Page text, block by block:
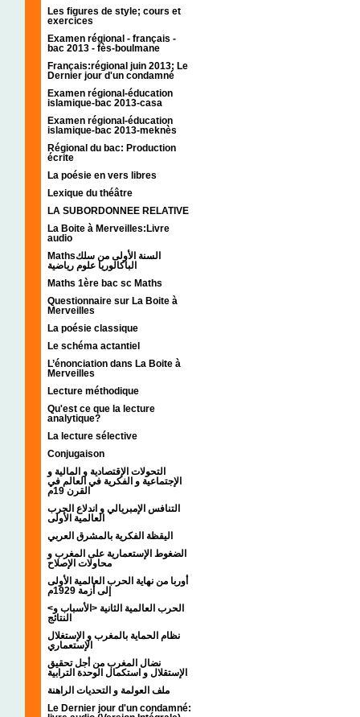
Les figures de style; cours et
exercices
Examen régional - français -
bac 2013 - fès-boulmane
Français:régional juin 2013; Le
Dernier jour d'un condamné
Examen régional-éducation
islamique-bac 2013-casa
Examen régional-éducation
islamique-bac 2013-meknès
Régional du bac: Production
écrite
La poésie en vers libres
Lexique du théâtre
LA SUBORDONNEE RELATIVE
La Boite à Merveilles:Livre
audio
Mathsالسنة الأولى من سلك
الباكالوريا علوم رياضية
Maths 1ère bac sc Maths
Questionnaire sur La Boite à
Merveilles
La poésie classique
Le schéma actantiel
L’énonciation dans La Boite à
Merveilles
Lecture méthodique
Qu'est ce que la lecture
analytique?
La lecture sélective
Conjugaison
التحولات الإقتصادية و المالية و
الإجتماعية و الفكرية في العالم في
القرن 19م
التنافس الإمبريالي و اندلاع الحرب
العالمية الأولى
اليقظة الفكرية بالمشرق العربي
الضغوط الإستعمارية على المغرب و
محاولات الإصلاح
أوربا من نهاية الحرب العالمية الأولى
إلى أزمة 1929م
<الحرب العالمية الثانية <الأسباب و
النتائج
نظام الحماية بالمغرب و الإستغلال
الإستعماري
نضال المغرب من أجل تحقيق
الإستقلال و استكمال الوحدة الترابية
ملف العولمة و التحديات الراهنة
Le Dernier jour d'un condamné: